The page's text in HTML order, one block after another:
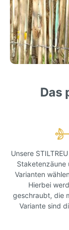
Das
Unsere
Staketenzäune
Varianten
Hierbei
geschraubt, die
Variante sind